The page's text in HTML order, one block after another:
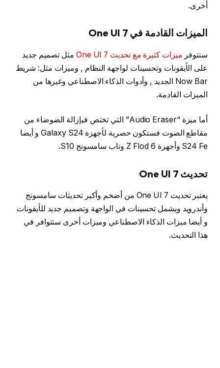
أخرى.
الميزات القادمة في One UI 7
ستتوفر ميزات كثيرة مع تحديث One UI 7
مثل تصميم جديد
على الأيقونات وتحسينات لواجهة النظام , وميزات مثل: شريط
Now Bar الجديد , وأدوات الذكاء الاصطناعي وغيرها من
الميزات القادمة.
أما ميزة “Audio Eraser” التي تختص فيإزالة الضوضاء من
مقاطع الصوت فستكون حصرية لأجهزة Galaxy S24 و أيضا
S24 Fe وأجهزة Z Flod 6 وتاب سامسونج S10.
تحديث One UI 7
يعتبر تحديث One UI 7 من أضخم وأكبر تحديثات سامسونج
وأندرويد ويشمل تحسينات في الواجهة وتصميم جديد للأيقونات
و أيضا ميزات الذكاء الاصطناعي وميزات أخرى ستتوافر في
هذا التحديث.